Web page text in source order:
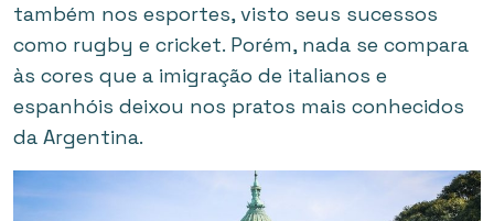
também nos esportes, visto seus sucessos
como rugby e cricket. Porém, nada se compara
às cores que a imigração de italianos e
espanhóis deixou nos pratos mais conhecidos
da Argentina.